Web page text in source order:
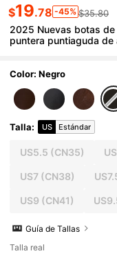
$19.78 -45% $35.80
2025 Nuevas botas
puntera puntiaguda de
Color: Negro
Talla: US Estándar
US5.5 (CN35)
US7(CN38)
US9 (CN41)
Guía de Tallas
Talla real